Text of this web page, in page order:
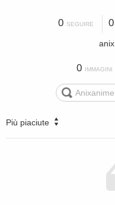
0 SEGUIRE 0
anix
0 IMMAGINI
Più piaciute